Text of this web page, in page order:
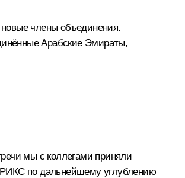
члены объединения.
Арабские Эмираты,
мы с коллегами приняли
по дальнейшему углублению